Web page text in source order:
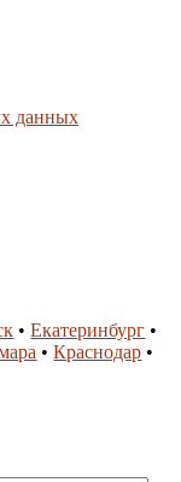
данных
•Екатеринбург •
•Краснодар •